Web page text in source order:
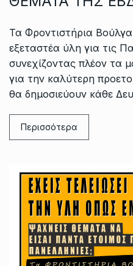
Τα Φροντιστήρια
εξεταστέα ύλη για τις
συνεχίζοντας πλέον τα
για την καλύτερη
θα δημοσιεύουν κάθε
Περισσότερα